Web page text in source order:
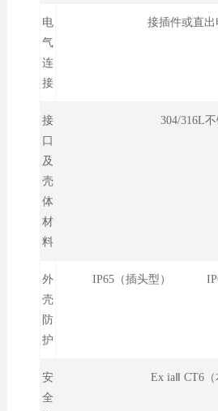
电
气
连
接
接插件或直出
接
口
及
壳
体
材
料
304/316L
外
壳
防
护
IP65（插头型）
安
全
Ex iaⅡ CT6（